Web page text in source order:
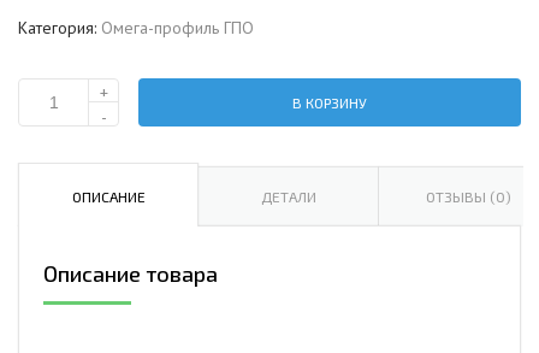
Категория: Омега-профиль ГПО
Количество
профиль
Оцинкованный
+
-
В КОРЗИНУ
ОПИСАНИЕ ДЕТАЛИ ОТЗЫВЫ (0)
Описание товара